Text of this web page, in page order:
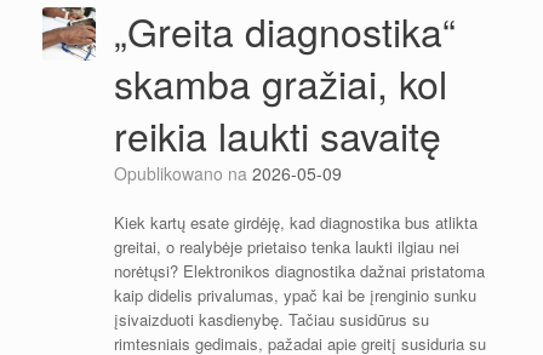
„Greita diagnostika“
skamba gražiai, kol
reikia laukti savaitę
Opublikowano na 2026-05-09
Kiek kartų esate girdėję, kad diagnostika bus atlikta
greitai, o realybėje prietaiso tenka laukti ilgiau nei
norėtųsi? Elektronikos diagnostika dažnai pristatoma
kaip didelis privalumas, ypač kai be įrenginio sunku
įsivaizduoti kasdienybę. Tačiau susidūrus su
rimtesniais gedimais, pažadai apie greitį susiduria su